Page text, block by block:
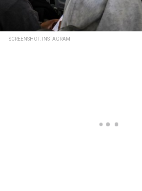
SCREENSHOT: INSTAGRAM